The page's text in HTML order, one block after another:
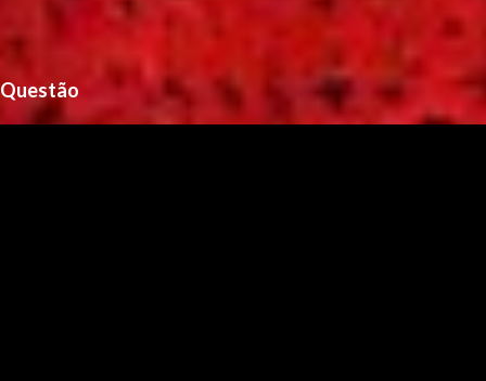
Questão